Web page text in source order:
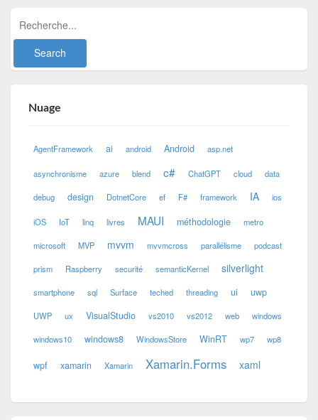
Nuage
AgentFramework ai android Android asp.net
asynchronisme azure blend c# ChatGPT cloud data
debug design DotnetCore ef F# framework IA ios
iOS IoT linq livres MAUI méthodologie metro
microsoft MVP mvvm mvvmcross parallélisme podcast
prism Raspberry securité semanticKernel silverlight
smartphone sql Surface teched threading ui uwp
UWP ux VisualStudio vs2010 vs2012 web windows
windows10 windows8 WindowsStore WinRT wp7 wp8
wpf xamarin Xamarin Xamarin.Forms xaml